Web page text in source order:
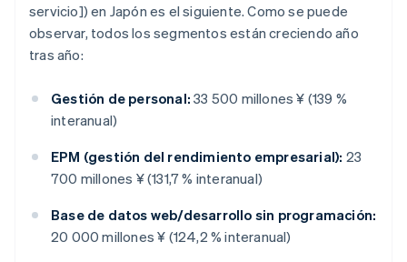
servicio]) en Japón es el siguiente. Como se puede
observar, todos los segmentos están creciendo año
tras año:
Gestión de personal: 33 500 millones ¥ (139 %
interanual)
EPM (gestión del rendimiento empresarial): 23
700 millones ¥ (131,7 % interanual)
Base de datos web/desarrollo sin programación:
20 000 millones ¥ (124,2 % interanual)